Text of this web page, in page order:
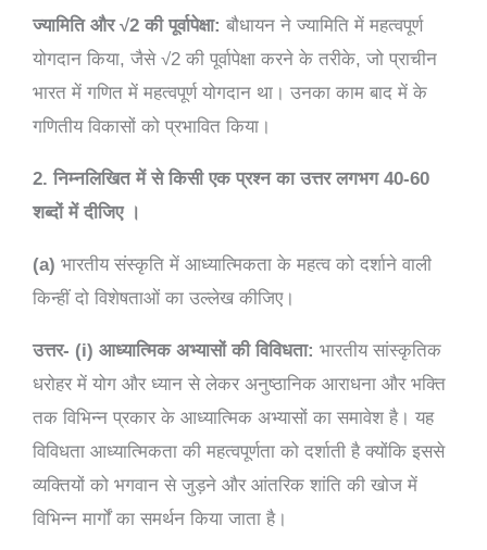
ज्यामिति और√2 की पूर्वापेक्षा: बौधायन ने ज्यामिति में महत्वपूर्ण
योगदान किया, जैसे √2 की पूर्वापेक्षा करने के तरीके, जो प्राचीन
भारत में गणित में महत्वपूर्ण योगदान था। उनका काम बाद में के
गणितीय विकासों को प्रभावित किया।
2. निम्नलिखित में से किसी एक प्रश्न का उत्तर लगभग 40-60
शब्दों में दीजिए ।
(a) भारतीय संस्कृति में आध्यात्मिकता के महत्व को दर्शाने वाली
किन्हीं दो विशेषताओं का उल्लेख कीजिए।
उत्तर- (i) आध्यात्मिक अभ्यासों की विविधता: भारतीय सांस्कृतिक
धरोहर में योग और ध्यान से लेकर अनुष्ठानिक आराधना और भक्ति
तक विभिन्न प्रकार के आध्यात्मिक अभ्यासों का समावेश है। यह
विविधता आध्यात्मिकता की महत्वपूर्णता को दर्शाती है क्योंकि इससे
व्यक्तियों को भगवान से जुड़ने और आंतरिक शांति की खोज में
विभिन्न मार्गों का समर्थन किया जाता है।